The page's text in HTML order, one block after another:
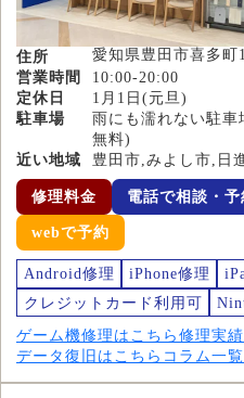
住所
愛知県豊田市喜多
営業時間
10:00-20:00
定休日
1月1日(元旦)
駐車場
雨にも濡れない駐
無料)
近い地域
豊田市,みよし市,日
修理料金 電話で相談・予
webで予約
Android修理 iPhone修理
クレジットカード利用可
ゲーム機修理はこちら 修理実
データ復旧はこちら コラム一